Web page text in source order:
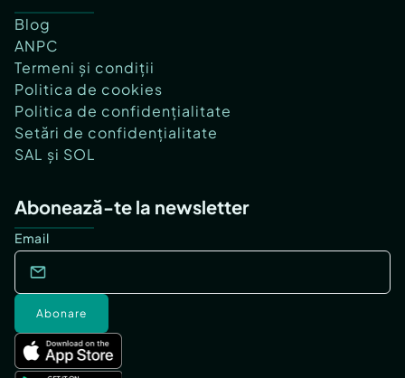
Blog
ANPC
Termeni și condiții
Politica de cookies
Politica de confidențialitate
Setări de confidențialitate
SAL și SOL
Abonează-te la newsletter
Email
Abonare